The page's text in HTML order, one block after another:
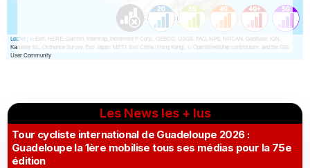
Les News les + lus
Tour cycliste international de Guadeloupe 2026 :
Guadeloupe la 1ère mobilise tous ses médias pour la 75e
édition